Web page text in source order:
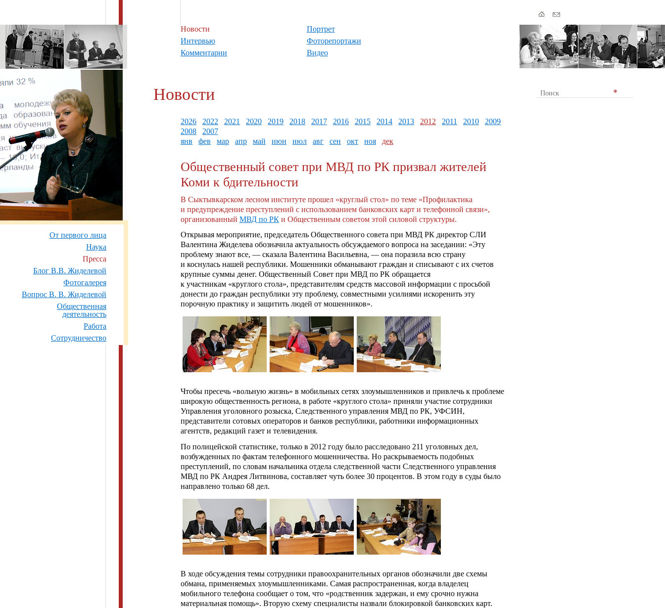
От первого лица
Наука
Пресса
Блог В.В. Жиделевой
Фотогалерея
Вопрос В. В. Жиделевой
Общественная
деятельность
Работа
Сотрудничество
Новости
Интервью
Комментарии
Портрет
Фоторепортажи
Видео
Новости
2026 2022 2021 2020 2019 2018 2017 2016 2015 2014 2013 2012 2011 2010
2009
2008
2007
янв
фев мар апр май июн июл авг сен окт ноя дек
Общественный совет при МВД по РК призвал жителей
Коми к бдительности
В Сыктывкарском лесном институте прошел «круглый стол» по теме «Профилактика
и предупреждение преступлений с использованием банковских карт и телефонной связи»,
организованный МВД по РК и Общественным советом этой силовой структуры.
Открывая мероприятие, председатель Общественного совета при МВД РК директор СЛИ
Валентина Жиделева обозначила актуальность обсуждаемого вопроса на заседании: «Эту
проблему знают все, — сказала Валентина Васильевна, — она поразила всю страну
и коснулась нашей республики. Мошенники обманывают граждан и списывают с их счетов
крупные суммы денег. Общественный Совет при МВД по РК обращается
к участникам «круглого стола», представителям средств массовой информации с просьбой
донести до граждан республики эту проблему, совместными усилиями искоренить эту
порочную практику и защитить людей от мошенников».
Чтобы пресечь «вольную жизнь» в мобильных сетях злоумышленников и привлечь к проблеме
широкую общественность региона, в работе «круглого стола» приняли участие сотрудники
Управления уголовного розыска, Следственного управления МВД по РК, УФСИН,
представители сотовых операторов и банков республики, работники информационных
агентств, редакций газет и телевидения.
По полицейской статистике, только в 2012 году было расследовано 211 уголовных дел,
возбужденных по фактам телефонного мошенничества. Но раскрываемость подобных
преступлений, по словам начальника отдела следственной части Следственного управления
МВД по РК Андрея Литвинова, составляет чуть более 30 процентов. В этом году в суды было
направлено только 68 дел.
В ходе обсуждения темы сотрудники правоохранительных органов обозначили две схемы
обмана, применяемых злоумышленниками. Самая распространенная, когда владелец
мобильного телефона сообщает о том, что «родственник задержан, и ему срочно нужна
материальная помощь». Вторую схему специалисты назвали блокировкой банковских карт.